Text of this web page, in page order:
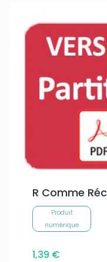
R Comme
Produit
numérique
1,39 €